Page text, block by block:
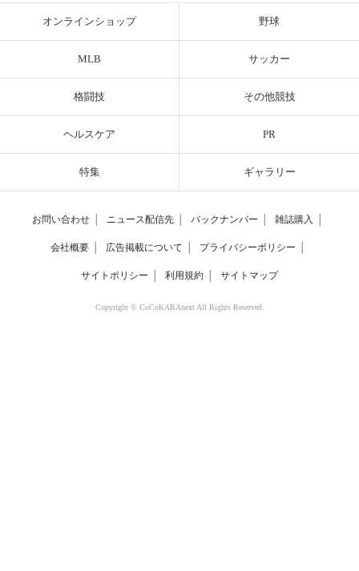
オンラインショップ 野球
MLB サッカー
格闘技 その他競技
ヘルスケア PR
特集 ギャラリー
お問い合わせ ニュース配信先 バックナンバー 雑誌購入
会社概要 広告掲載について プライバシーポリシー
サイトポリシー 利用規約 サイトマップ
Copyright © CoCoKARAnext All Rights Reserved.